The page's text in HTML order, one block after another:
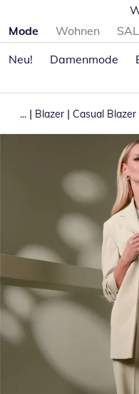
Produktkategorien
Mode Wohnen
Neu!
Damenmode
... | Blazer | Casual Blazer